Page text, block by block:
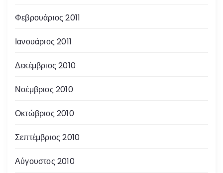
Φεβρουάριος 2011
Ιανουάριος 2011
Δεκέμβριος 2010
Νοέμβριος 2010
Οκτώβριος 2010
Σεπτέμβριος 2010
Αύγουστος 2010